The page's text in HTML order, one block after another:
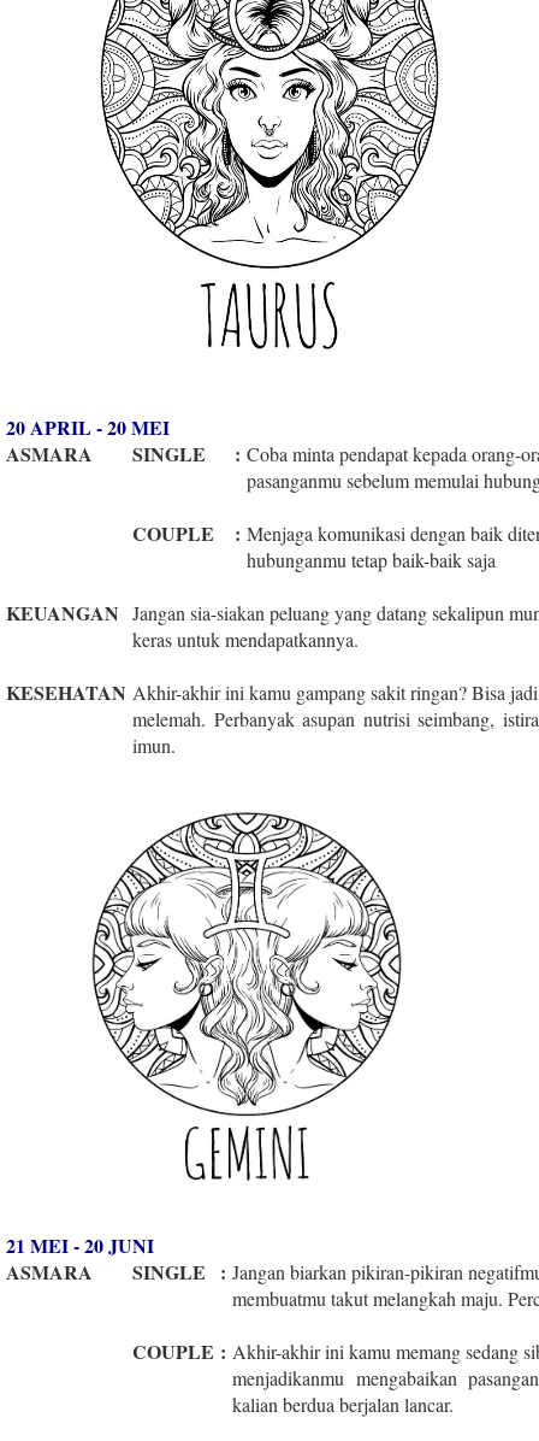
20 APRIL - 20 MEI
ASMARA
SINGLE : Coba minta pendapat kepada orang-
pasanganmu sebelum memulai
COUPLE : Menjaga komunikasi dengan baik
hubunganmu tetap baik-baik saja
KEUANGAN Jangan sia-siakan peluang yang datang sekalipun
keras untuk mendapatkannya.
KESEHATAN Akhir-akhir ini kamu gampang sakit ringan? Bisa
melemah. Perbanyak asupan nutrisi seimbang,
imun.
21 MEI - 20 JUNI
ASMARA
SINGLE : Jangan biarkan pikiran-pikiran
membuatmu takut melangkah maju.
COUPLE : Akhir-akhir ini kamu memang sedang
menjadikanmu mengabaikan
kalian berdua berjalan lancar.